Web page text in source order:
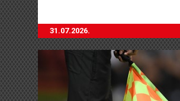
31.07.2026.